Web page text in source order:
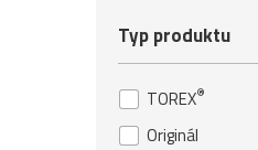
Typ produktu
TOREX®
Originál